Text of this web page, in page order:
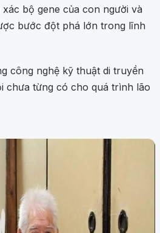
bộ gene của con người và
bước đột phá lớn trong lĩnh
công nghệ kỹ thuật di truyền
chưa từng có cho quá trình lão